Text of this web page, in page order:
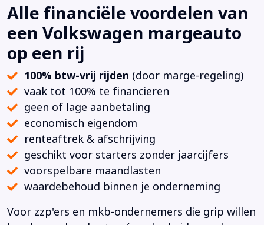
Alle financiële voordelen van
een Volkswagen margeauto
op een rij
100% btw-vrij rijden (door marge-regeling)
vaak tot 100% te financieren
geen of lage aanbetaling
economisch eigendom
renteaftrek & afschrijving
geschikt voor starters zonder jaarcijfers
voorspelbare maandlasten
waardebehoud binnen je onderneming
Voor zzp'ers en mkb-ondernemers die grip willen